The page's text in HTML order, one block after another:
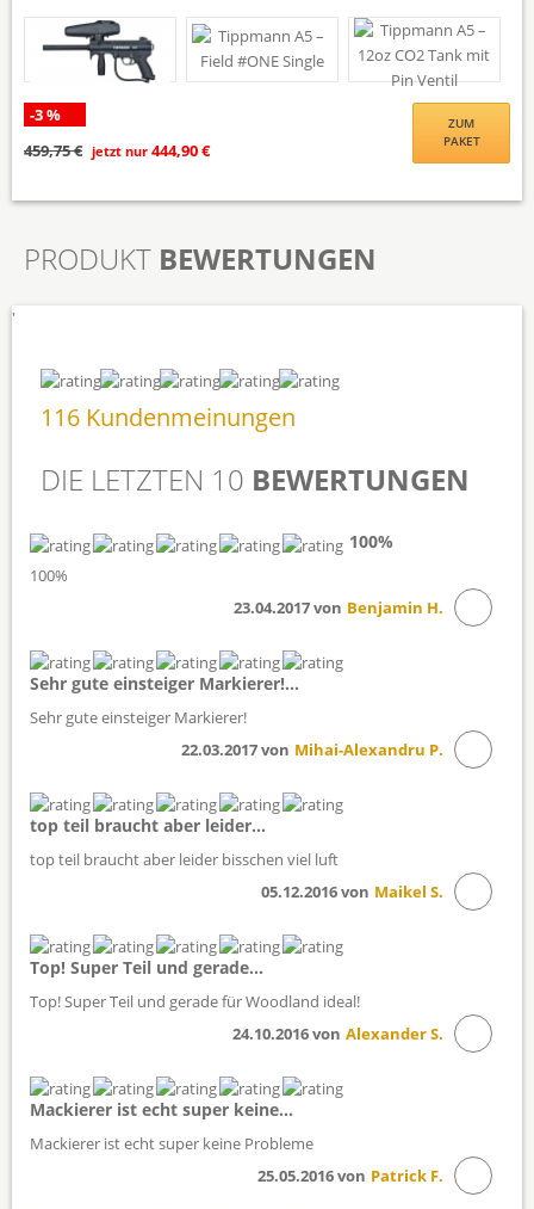
-3 %
459,75 € jetzt nur 444,90 €
ZUM
PAKET
PRODUKT BEWERTUNGEN
'
116 Kundenmeinungen
DIE LETZTEN 10 BEWERTUNGEN
100%
100%
Benjamin H.
23.04.2017 von
Sehr gute einsteiger Markierer!...
Sehr gute einsteiger Markierer!
Mihai-Alexandru P.
22.03.2017 von
top teil braucht aber leider...
top teil braucht aber leider bisschen viel luft
Maikel S.
05.12.2016 von
Top! Super Teil und gerade...
Top! Super Teil und gerade für Woodland ideal!
Alexander S.
24.10.2016 von
Mackierer ist echt super keine...
Mackierer ist echt super keine Probleme
Patrick F.
25.05.2016 von